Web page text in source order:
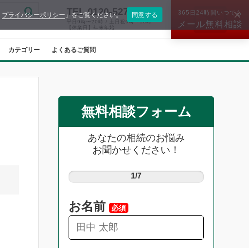
TEL.0120-527-574
平日9時〜20時 / 土日祝9時〜18時
【休業日】年末年始
365日24時間いつでも
メール無料相談
カテゴリー よくあるご質問
無料相談フォーム
あなたの相続のお悩み
お聞かせください！
1/7
お名前 必須
プライバシーポリシー 」をご覧ください。 同意する